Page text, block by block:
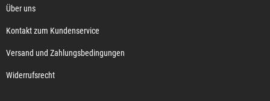
Über uns
Kontakt zum Kundenservice
Versand und Zahlungsbedingungen
Widerrufsrecht